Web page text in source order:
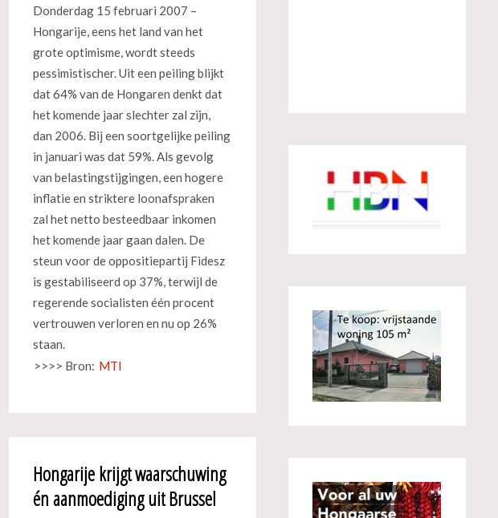
Donderdag 15 februari 2007 –
Hongarije, eens het land van het
grote optimisme, wordt steeds
pessimistischer. Uit een peiling blijkt
dat 64% van de Hongaren denkt dat
het komende jaar slechter zal zijn,
dan 2006. Bij een soortgelijke peiling
in januari was dat 59%. Als gevolg
van belastingstijgingen, een hogere
inflatie en striktere loonafspraken
zal het netto besteedbaar inkomen
het komende jaar gaan dalen. De
steun voor de oppositiepartij Fidesz
is gestabiliseerd op 37%, terwijl de
regerende socialisten één procent
vertrouwen verloren en nu op 26%
staan.
>>>> Bron: MTI
Hongarije krijgt waarschuwing
én aanmoediging uit Brussel